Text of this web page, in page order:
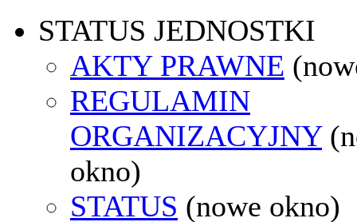
STATUS JEDNOSTKI
AKTY PRAWNE
REGULAMIN
ORGANIZACYJNY
okno)
STATUS (nowe okno)